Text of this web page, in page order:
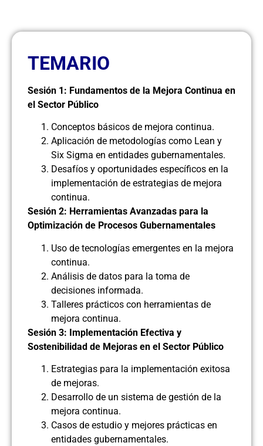
TEMARIO
Sesión 1: Fundamentos de la Mejora Continua en
el Sector Público
Conceptos básicos de mejora continua.
Aplicación de metodologías como Lean y
Six Sigma en entidades gubernamentales.
Desafíos y oportunidades específicos en la
implementación de estrategias de mejora
continua.
Sesión 2: Herramientas Avanzadas para la
Optimización de Procesos Gubernamentales
Uso de tecnologías emergentes en la mejora
continua.
Análisis de datos para la toma de
decisiones informada.
Talleres prácticos con herramientas de
mejora continua.
Sesión 3: Implementación Efectiva y
Sostenibilidad de Mejoras en el Sector Público
Estrategias para la implementación exitosa
de mejoras.
Desarrollo de un sistema de gestión de la
mejora continua.
Casos de estudio y mejores prácticas en
entidades gubernamentales.